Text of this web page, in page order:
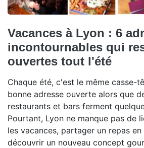
Vacances à Lyon : 6
incontournables qui
ouvertes tout l'été
Chaque été, c'est le même casse-
bonne adresse ouverte alors que
restaurants et bars ferment
Pourtant, Lyon ne manque pas de
les vacances, partager un repas
découvrir un nouveau concept